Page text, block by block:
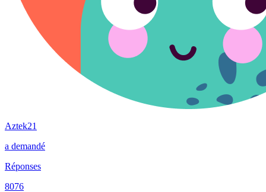
Aztek21
a demandé
Réponses
8076